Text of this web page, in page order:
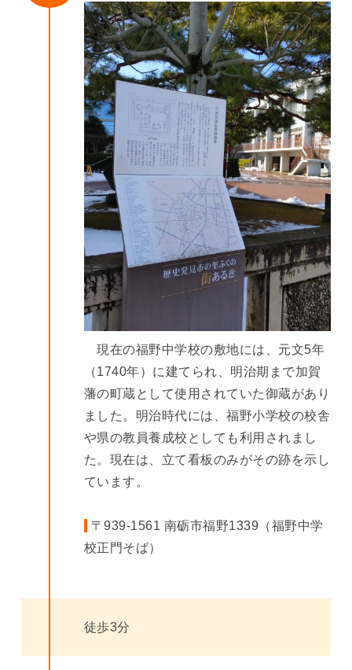
現在の福野中学校の敷地には、元文5年
（1740年）に建てられ、明治期まで加賀
藩の町蔵として使用されていた御蔵があり
ました。明治時代には、福野小学校の校舎
や県の教員養成校としても利用されまし
た。現在は、立て看板のみがその跡を示し
ています。
〒939-1561 南砺市福野1339（福野中学
校正門そば）
徒歩3分